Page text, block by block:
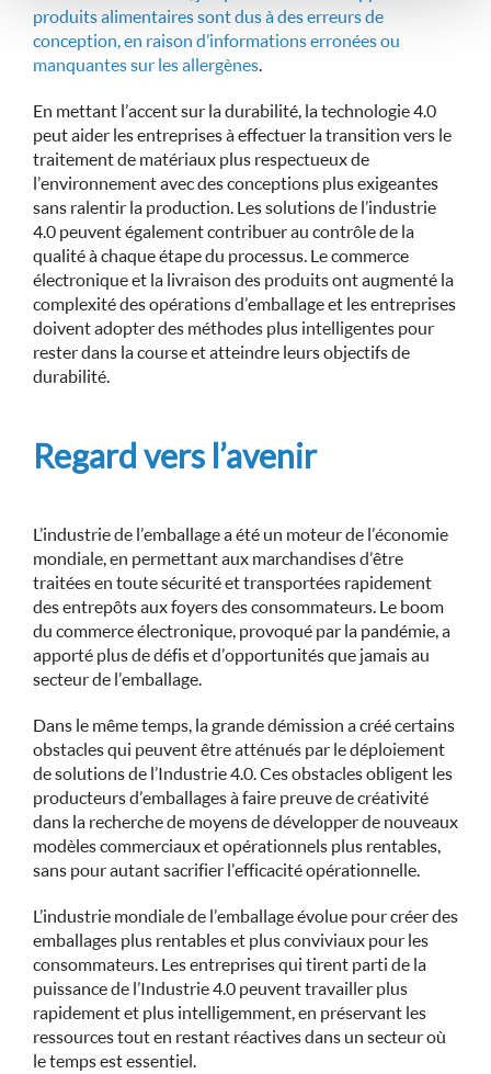
produits alimentaires sont dus à des erreurs de
conception, en raison d’informations erronées ou
manquantes sur les allergènes.
En mettant l’accent sur la durabilité, la technologie 4.0
peut aider les entreprises à effectuer la transition vers le
traitement de matériaux plus respectueux de
l’environnement avec des conceptions plus exigeantes
sans ralentir la production. Les solutions de l’industrie
4.0 peuvent également contribuer au contrôle de la
qualité à chaque étape du processus. Le commerce
électronique et la livraison des produits ont augmenté la
complexité des opérations d’emballage et les entreprises
doivent adopter des méthodes plus intelligentes pour
rester dans la course et atteindre leurs objectifs de
durabilité.
Regard vers l’avenir
L’industrie de l’emballage a été un moteur de l’économie
mondiale, en permettant aux marchandises d’être
traitées en toute sécurité et transportées rapidement
des entrepôts aux foyers des consommateurs. Le boom
du commerce électronique, provoqué par la pandémie, a
apporté plus de défis et d’opportunités que jamais au
secteur de l’emballage.
Dans le même temps, la grande démission a créé certains
obstacles qui peuvent être atténués par le déploiement
de solutions de l’Industrie 4.0. Ces obstacles obligent les
producteurs d’emballages à faire preuve de créativité
dans la recherche de moyens de développer de nouveaux
modèles commerciaux et opérationnels plus rentables,
sans pour autant sacrifier l’efficacité opérationnelle.
L’industrie mondiale de l’emballage évolue pour créer des
emballages plus rentables et plus conviviaux pour les
consommateurs. Les entreprises qui tirent parti de la
puissance de l’Industrie 4.0 peuvent travailler plus
rapidement et plus intelligemment, en préservant les
ressources tout en restant réactives dans un secteur où
le temps est essentiel.